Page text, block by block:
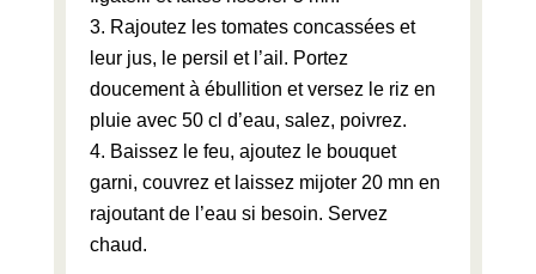
Rajoutez les tomates concassées et
leur jus, le persil et l’ail. Portez
doucement à ébullition et versez le riz en
pluie avec 50 cl d’eau, salez, poivrez.
Baissez le feu, ajoutez le bouquet
garni, couvrez et laissez mijoter 20 mn en
rajoutant de l’eau si besoin. Servez
chaud.